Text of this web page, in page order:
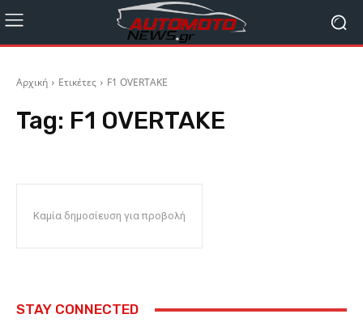
Αρχική Ετικέτες F1 OVERTAKE
Tag: F1 OVERTAKE
Καμία δημοσίευση για προβολή
STAY CONNECTED